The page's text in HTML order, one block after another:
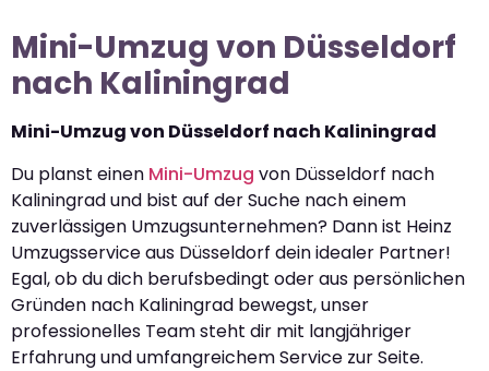
Mini-Umzug von Düsseldorf
nach Kaliningrad
Mini-Umzug von Düsseldorf nach Kaliningrad
Du planst einen Mini-Umzug von Düsseldorf nach
Kaliningrad und bist auf der Suche nach einem
zuverlässigen Umzugsunternehmen? Dann ist Heinz
Umzugsservice aus Düsseldorf dein idealer Partner!
Egal, ob du dich berufsbedingt oder aus persönlichen
Gründen nach Kaliningrad bewegst, unser
professionelles Team steht dir mit langjähriger
Erfahrung und umfangreichem Service zur Seite.